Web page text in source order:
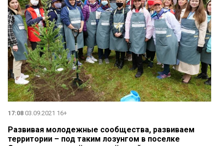
17:08 03.09.2021 16+
Развивая молодежные сообщества, развиваем
территории – под таким лозунгом в поселке